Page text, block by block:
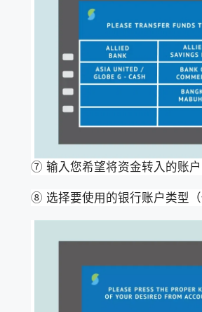
⑦ 输入您希望将资金转入的账
⑧ 选择要使用的银行账户类型（